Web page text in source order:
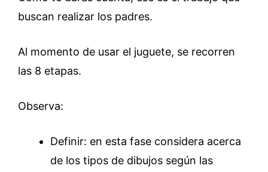
buscan realizar los padres.
Al momento de usar el juguete, se recorren
las 8 etapas.
Observa:
Definir: en esta fase considera acerca
de los tipos de dibujos según las